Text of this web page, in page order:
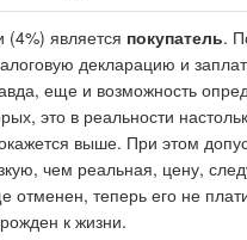
является покупатель.
декларацию и
еще и возможность
это в реальности
выше. При этом
чем реальная, цену,
отменен, теперь его не
к жизни.